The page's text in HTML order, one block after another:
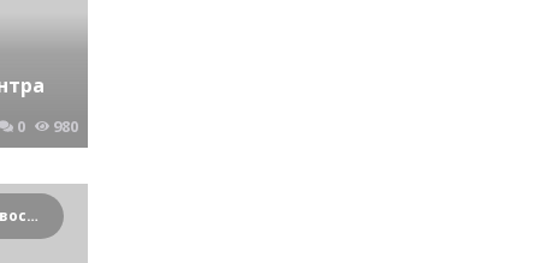
0 980
Криминальные новости Новосибирска и Сибирского региона